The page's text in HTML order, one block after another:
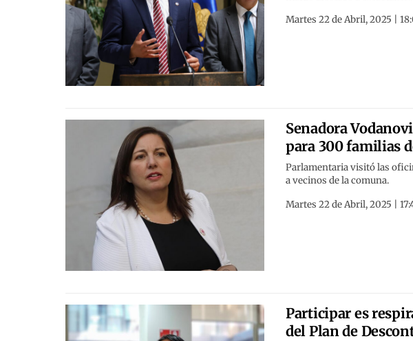
Martes 22 de Abril, 2025 |
Senadora
para 300 familias
Parlamentaria visitó las
a vecinos de la comuna.
Martes 22 de Abril, 2025 |
Participar es
del Plan de